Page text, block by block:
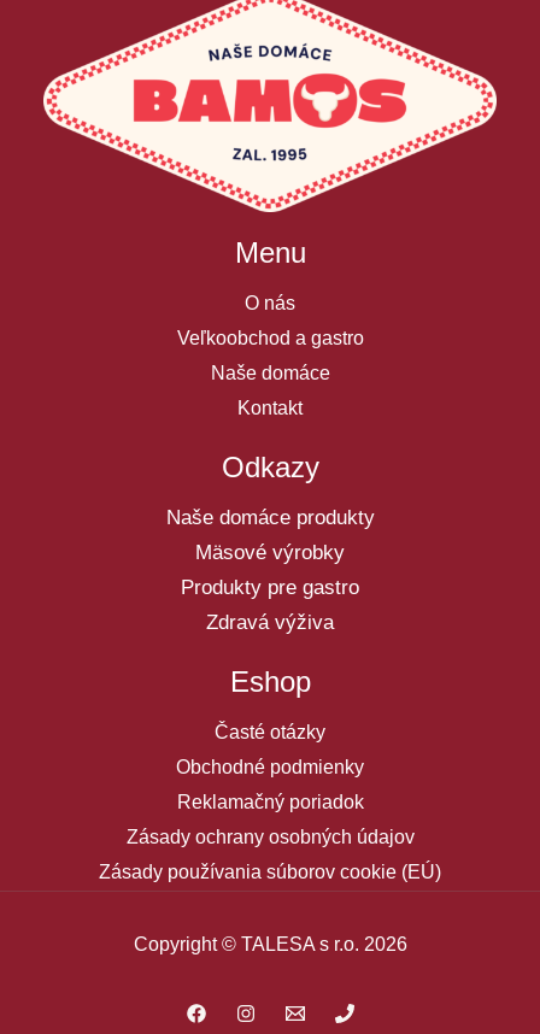
Menu
O nás
Veľkoobchod a gastro
Naše domáce
Kontakt
Odkazy
Naše domáce produkty
Mäsové výrobky
Produkty pre gastro
Zdravá výživa
Eshop
Časté otázky
Obchodné podmienky
Reklamačný poriadok
Zásady ochrany osobných údajov
Zásady používania súborov cookie (EÚ)
Copyright © TALESA s r.o. 2026